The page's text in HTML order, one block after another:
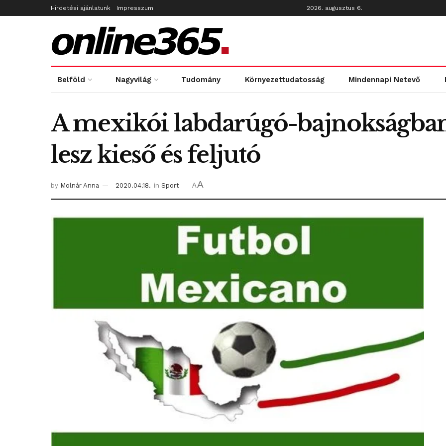
Hirdetési ajánlatunk Impresszum 2026. augusztus 6.
Belföld Nagyvilág Tudomány Környezettudatosság Mindennapi Netevő
A mexikói labdarúgó-
lesz kieső és feljutó
by Molnár Anna 2020.04.18. in Sport AA